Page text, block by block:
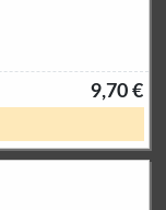
9,70 €